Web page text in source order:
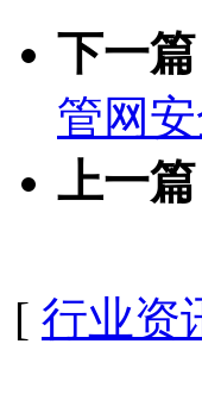
下一篇
管网
上一篇
[ 行业资